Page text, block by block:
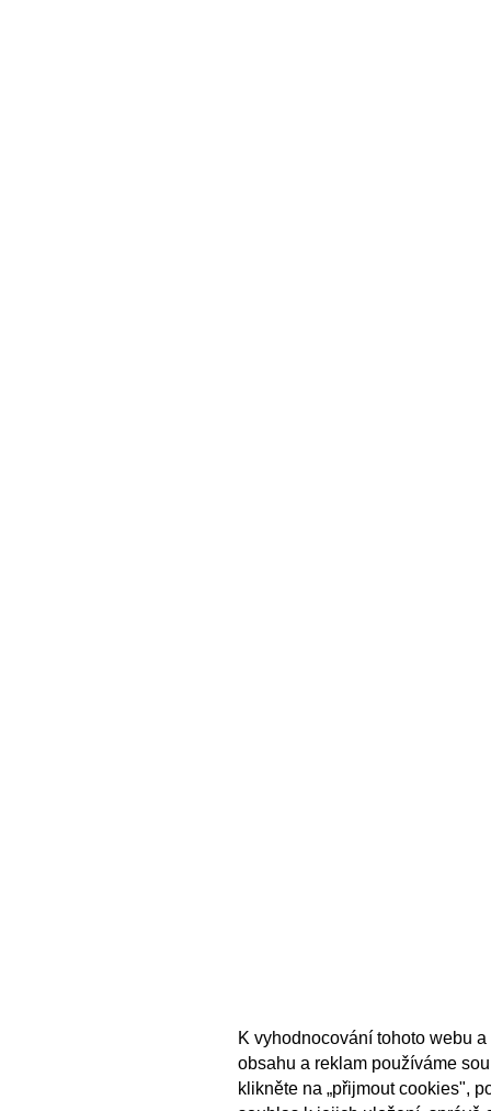
K vyhodnocování tohoto webu
obsahu a reklam používáme
klikněte na „přijmout cookies",